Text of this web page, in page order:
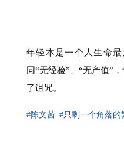
年轻本是一个人生命
同“无经验”、“无产值”
了诅咒。
#陈文茜 #只剩一个角落的